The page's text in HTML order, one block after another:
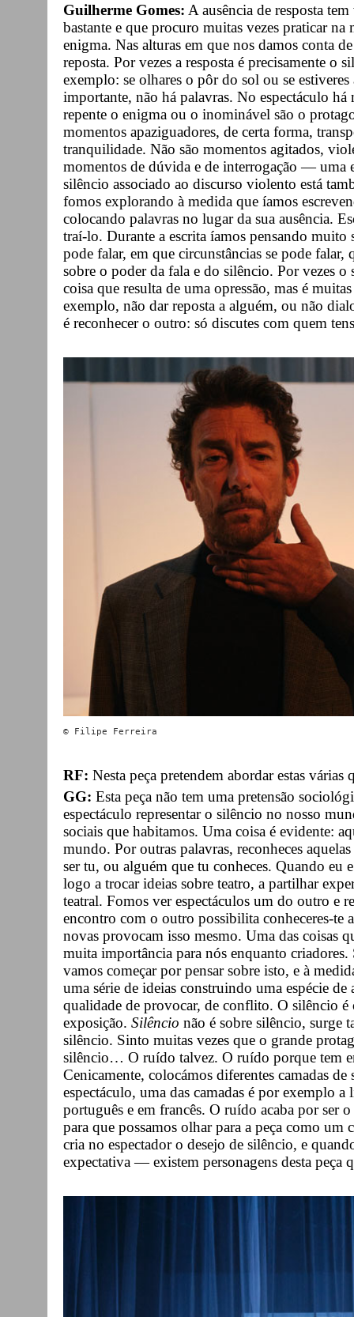
Guilherme Gomes: A ausência de resposta
bastante e que procuro muitas vezes praticar
enigma. Nas alturas em que nos damos conta
reposta. Por vezes a resposta é precisamente
exemplo: se olhares o pôr do sol ou se
importante, não há palavras. No espectáculo
repente o enigma ou o inominável são o
momentos apaziguadores, de certa forma,
tranquilidade. Não são momentos agitados,
momentos de dúvida e de interrogação — uma
silêncio associado ao discurso violento está
fomos explorando à medida que íamos
colocando palavras no lugar da sua ausência.
traí-lo. Durante a escrita íamos pensando muito
pode falar, em que circunstâncias se pode
sobre o poder da fala e do silêncio. Por vezes
coisa que resulta de uma opressão, mas é
exemplo, não dar reposta a alguém, ou não
é reconhecer o outro: só discutes com quem
RF: Nesta peça pretendem abordar estas várias
GG: Esta peça não tem uma pretensão
espectáculo representar o silêncio no nosso
sociais que habitamos. Uma coisa é evidente:
mundo. Por outras palavras, reconheces
ser tu, ou alguém que tu conheces. Quando eu
logo a trocar ideias sobre teatro, a partilhar
teatral. Fomos ver espectáculos um do outro e
encontro com o outro possibilita conheceres-te
novas provocam isso mesmo. Uma das coisas
muita importância para nós enquanto
vamos começar por pensar sobre isto, e à
uma série de ideias construindo uma espécie
qualidade de provocar, de conflito. O silêncio é
exposição. Silêncio não é sobre silêncio, surge
silêncio. Sinto muitas vezes que o grande
silêncio… O ruído talvez. O ruído porque tem
Cenicamente, colocámos diferentes camadas de
espectáculo, uma das camadas é por exemplo
português e em francês. O ruído acaba por ser
para que possamos olhar para a peça como
cria no espectador o desejo de silêncio, e
expectativa — existem personagens desta peça